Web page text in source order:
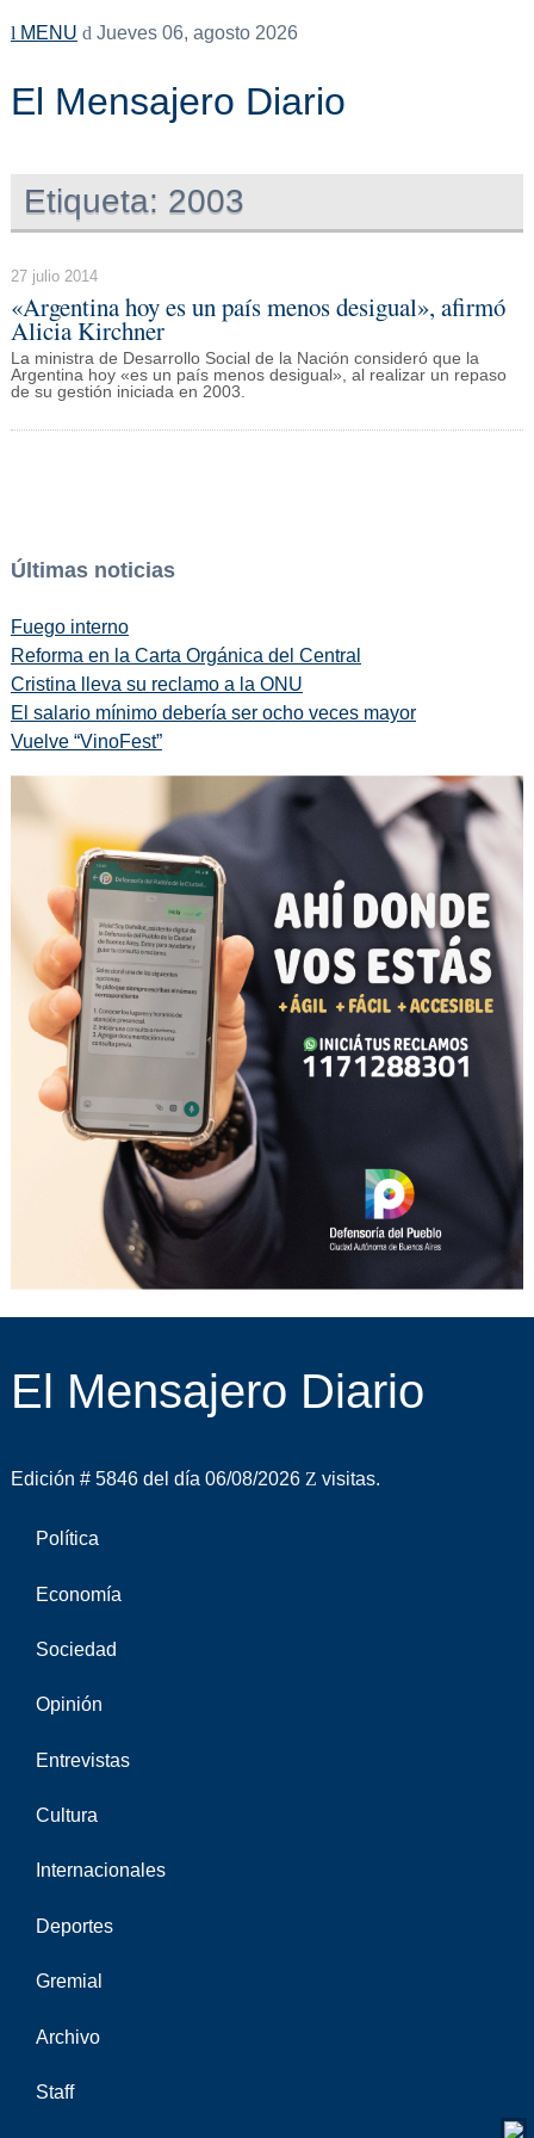
MENU Jueves 06, agosto 2026
El Mensajero Diario
Etiqueta: 2003
27 julio 2014
«Argentina hoy es un país menos desigual», afirmó
Alicia Kirchner
La ministra de Desarrollo Social de la Nación consideró que la
Argentina hoy «es un país menos desigual», al realizar un repaso
de su gestión iniciada en 2003.
Últimas noticias
Fuego interno
Reforma en la Carta Orgánica del Central
Cristina lleva su reclamo a la ONU
El salario mínimo debería ser ocho veces mayor
Vuelve “VinoFest”
El Mensajero Diario
Edición # 5846 del día 06/08/2026 visitas.
Política
Economía
Sociedad
Opinión
Entrevistas
Cultura
Internacionales
Deportes
Gremial
Archivo
Staff